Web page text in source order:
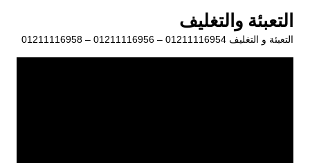
المحتوى
التعبئة والتغليف
التعبئة و التغليف 01211116954 – 01211116956 – 01211116958